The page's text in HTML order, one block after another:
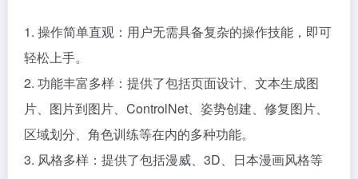
1. 操作简单直观：用户无需具备复杂的操作技能，即可
轻松上手。
2. 功能丰富多样：提供了包括页面设计、文本生成图
片、图片到图片、ControlNet、姿势创建、修复图片、
区域划分、角色训练等在内的多种功能。
3. 风格多样：提供了包括漫威、3D、日本漫画风格等